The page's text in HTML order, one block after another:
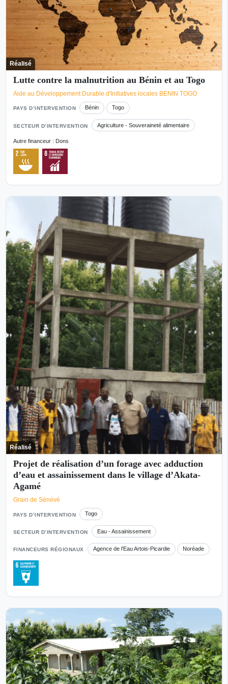
Réalisé
Lutte contre la malnutrition au Bénin et au Togo
Aide au Développement Durable d'Initiatives locales BENIN TOGO
PAYS D’INTERVENTION Bénin Togo
SECTEUR D’INTERVENTION Agriculture - Souveraineté alimentaire
Autre financeur : Dons
Réalisé
Projet de réalisation d’un forage avec adduction
d’eau et assainissement dans le village d’Akata-
Agamé
Grain de Sénévé
PAYS D’INTERVENTION Togo
SECTEUR D’INTERVENTION Eau - Assainissement
FINANCEURS RÉGIONAUX Agence de l'Eau Artois-Picardie Noréade